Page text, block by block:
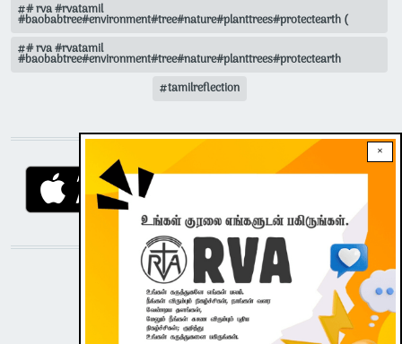
×
# rva #rvatamil
#baobabtree#environment#tree#nature#planttrees#protectearth (
# rva #rvatamil
#baobabtree#environment#tree#nature#planttrees#protectearth
tamilreflection
DOWNLOAD RVA APP
STAY CONNECTED WITH US!